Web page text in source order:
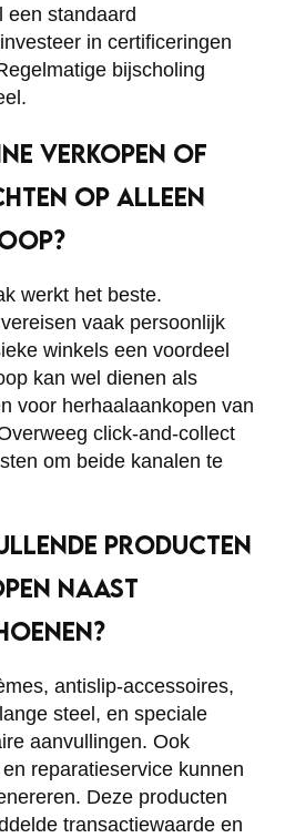
een standaard
in certificeringen
bijscholing
VERKOPEN OF
OP ALLEEN
werkt het beste.
vaak persoonlijk
winkels een voordeel
kan wel dienen als
voor herhaalaankopen van
click-and-collect
om beide kanalen te
PRODUCTEN
NAAST
antislip-accessoires,
steel, en speciale
aanvullingen. Ook
reparatieservice kunnen
Deze producten
transactiewaarde en